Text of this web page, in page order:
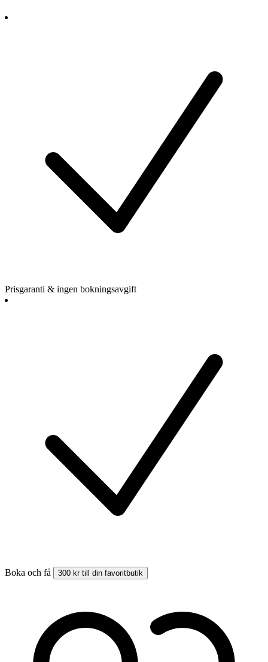
Prisgaranti & ingen bokningsavgift
Boka och få 300 kr till din favoritbutik